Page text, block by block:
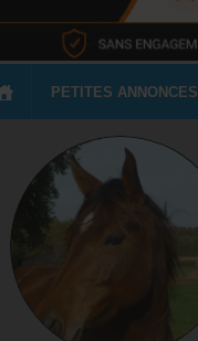
PETITES ANNONCES